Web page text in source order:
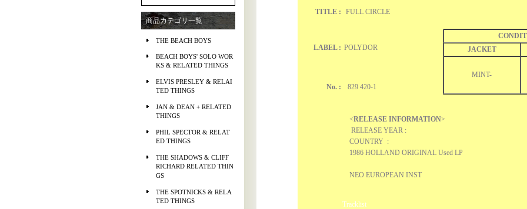
商品カテゴリ一覧
THE BEACH BOYS
BEACH BOYS' SOLO WOR
KS & RELATED THINGS
ELVIS PRESLEY & RELAI
TED THINGS
JAN & DEAN + RELATED
THINGS
PHIL SPECTOR & RELAT
ED THINGS
THE SHADOWS & CLIFF
RICHARD RELATED THIN
GS
THE SPOTNICKS & RELA
TED THINGS
TITLE : FULL CIRCLE
LABEL : POLYDOR
JACKET
MINT-
No. :
829 420-1
<RELEASE INFORMATION>
RELEASE YEAR :
COUNTRY :
1986 HOLLAND ORIGINAL Used LP
NEO EUROPEAN INST
Tracklist